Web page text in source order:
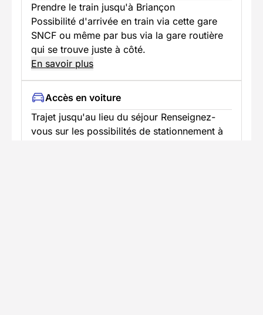
Prendre le train jusqu'à Briançon
Possibilité d'arrivée en train via cette gare
SNCF ou même par bus via la gare routière
qui se trouve juste à côté.
En savoir plus
Accès en voiture
Trajet jusqu'au lieu du séjour Renseignez-
vous sur les possibilités de stationnement à